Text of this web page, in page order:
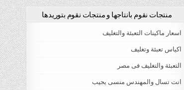
منتجات نقوم بانتاجها و منتجات نقوم بتوريدها
اسعار ماكينات التعبئة والتغليف
اكياس تعبئة وتغليف
التعبئة والتغليف فى مصر
انت تسال والمهندس منسى يجيب